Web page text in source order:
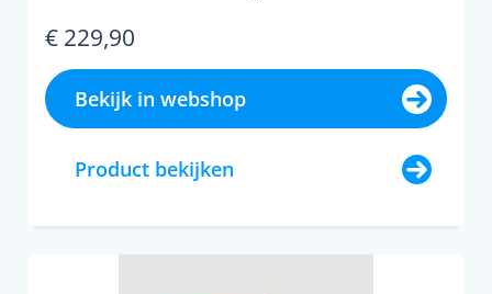
€ 229,90
Bekijk in webshop
Product bekijken